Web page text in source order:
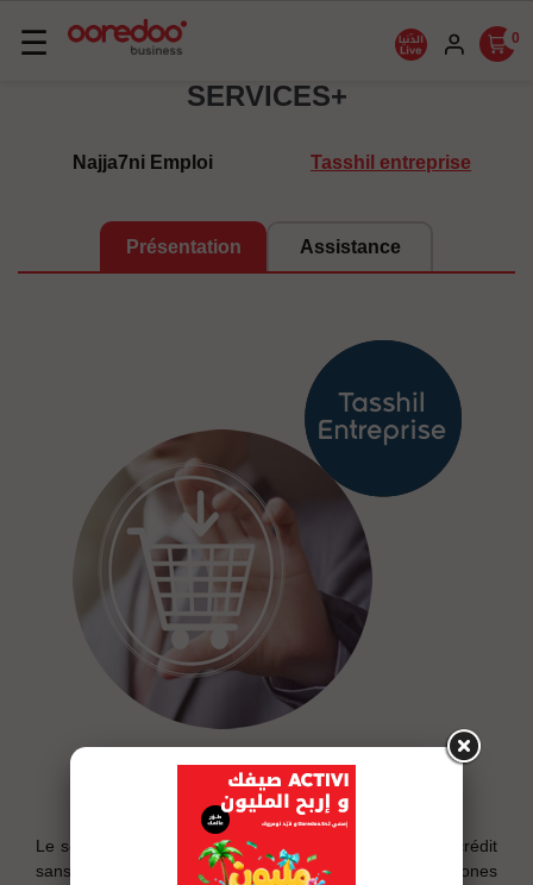
Basculer
☰ 0
SERVICES+
Najja7ni Emploi Tasshil entreprise
Présentation Assistance
description
Le service Tasshil Entreprise vous permet d’acheter à crédit
sans intérêts et à des tarifs préférentiels des téléphones